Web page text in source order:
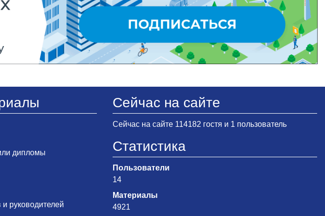
дипломы
руководителей
Сейчас на сайте
Сейчас на сайте 114182 гостя и 1 пользователь
Статистика
Пользователи
14
Материалы
4921